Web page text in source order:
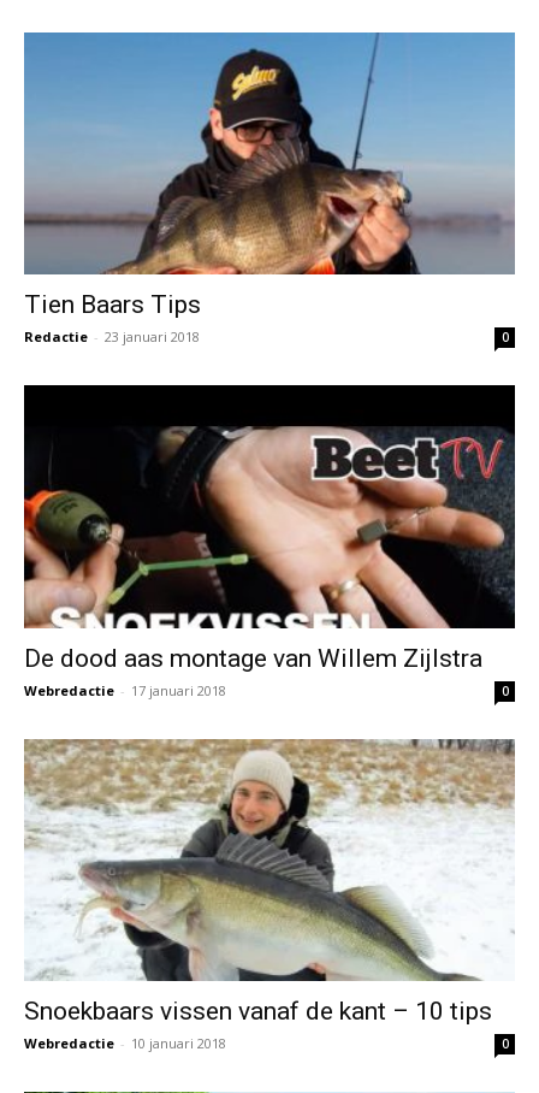
Tien Baars Tips
Redactie - 23 januari 2018 0
De dood aas montage van Willem Zijlstra
Webredactie - 17 januari 2018 0
Snoekbaars vissen vanaf de kant – 10 tips
Webredactie - 10 januari 2018 0